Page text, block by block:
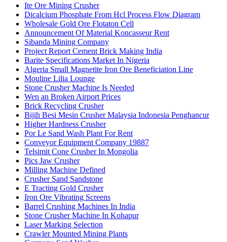
Ite Ore Mining Crusher
Dicalcium Phosphate From Hcl Process Flow Diagram
Wholesale Gold Ore Flotaton Cell
Announcement Of Material Koncasseur Rent
Sibanda Mining Company
Project Report Cement Brick Making India
Barite Specifications Market In Nigeria
Algeria Small Magnetite Iron Ore Beneficiation Line
Mouline Lilia Lounge
Stone Crusher Machine Is Needed
Wen an Broken Airport Prices
Brick Recycling Crusher
Bijih Besi Mesin Crusher Malaysia Indonesia Penghancur
Higher Hardness Crusher
Por Le Sand Wash Plant For Rent
Conveyor Equipment Company 19887
Telsimit Cone Crusher In Mongolia
Pics Jaw Crusher
Milling Machine Defined
Crusher Sand Sandstone
E Tracting Gold Crusher
Iron Ore Vibrating Screens
Barrel Crushing Machines In India
Stone Crusher Machine In Kohapur
Laser Marking Selection
Crawler Mounted Mining Plants